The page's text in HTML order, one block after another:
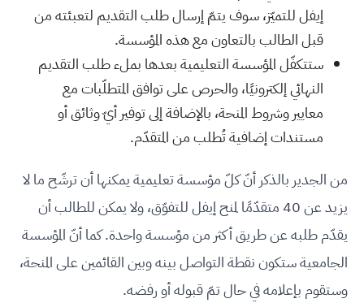
إيفل للتميّز، سوف يتمّ إرسال طلب التقديم لتعبئته من
قبل الطالب بالتعاون مع هذه المؤسسة.
ستتكفّل المؤسسة التعليمية بعدها بملء طلب التقديم
النهائي إلكترونيًا، والحرص على توافق المتطلّبات مع
معايير وشروط المنحة، بالإضافة إلى توفير أيّ وثائق أو
مستندات إضافية تُطلب من المتقدّم.
من الجدير بالذكر أنّ كلّ مؤسسة تعليمية يمكنها أن ترشّح ما لا
يزيد عن 40 متقدّمًا لمنح إيفل للتفوّق، ولا يمكن للطالب أن
يقدّم طلبه عن طريق أكثر من مؤسسة واحدة. كما أنّ المؤسسة
الجامعية ستكون نقطة التواصل بينه وبين القائمين على المنحة،
وستقوم بإعلامه في حال تمّ قبوله أو رفضه.